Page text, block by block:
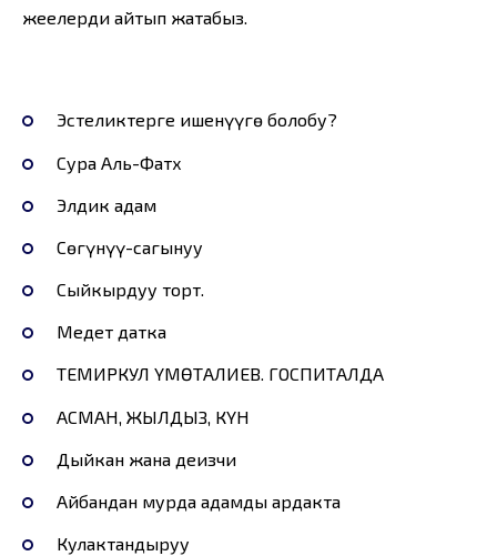
жеңелерди ай­тып жатабыз.
Эстеликтерге ишенүүгө болобу?
Сура Аль-Фатх
Элдик адам
Сөгүнүү-сагынуу
Сыйкырдуу торт.
Медет датка
ТЕМИРКУЛ ҮМӨТАЛИЕВ. ГОСПИТАЛДА
АСМАН, ЖЫЛДЫЗ, КҮН
Дыйкан жана деңизчи
Айбандан мурда адамды ардакта
Кулактандыруу